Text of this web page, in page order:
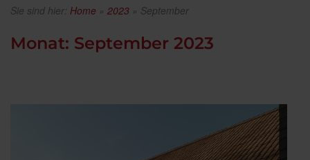
Sie sind hier: Home » 2023 » September
Monat: September 2023